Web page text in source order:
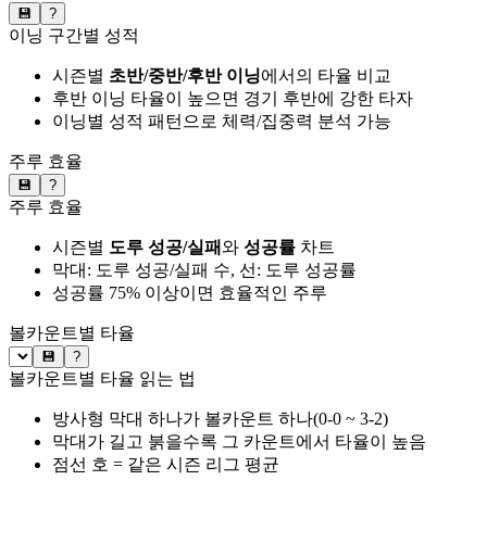
💾 ?
이닝 구간별 성적
시즌별 초반/중반/후반 이닝에서의 타율 비교
후반 이닝 타율이 높으면 경기 후반에 강한 타자
이닝별 성적 패턴으로 체력/집중력 분석 가능
주루 효율
💾 ?
주루 효율
시즌별 도루 성공/실패와 성공률 차트
막대: 도루 성공/실패 수, 선: 도루 성공률
성공률 75% 이상이면 효율적인 주루
볼카운트별 타율
💾 ?
볼카운트별 타율 읽는 법
방사형 막대 하나가 볼카운트 하나(0-0 ~ 3-2)
막대가 길고 붉을수록 그 카운트에서 타율이 높음
점선 호 = 같은 시즌 리그 평균